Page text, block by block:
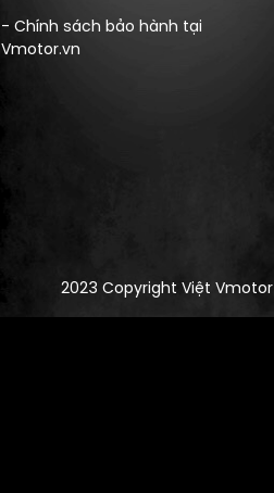
- Chính sách bảo hành tại
Vmotor.vn
2023 Copyright Việt Vmotor